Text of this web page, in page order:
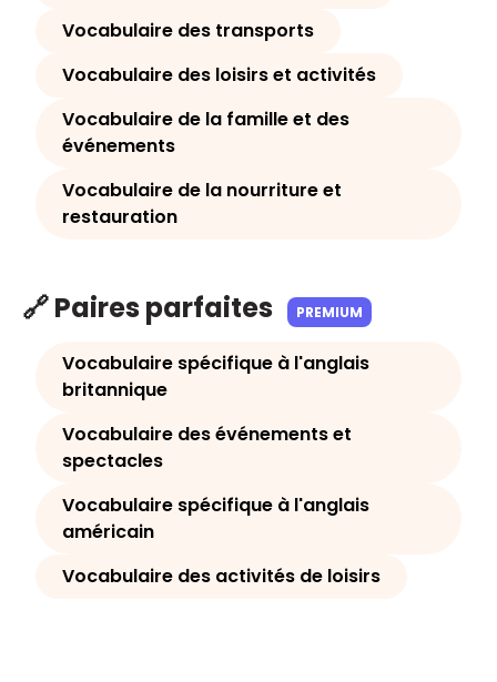
Vocabulaire des transports
Vocabulaire des loisirs et activités
Vocabulaire de la famille et des
événements
Vocabulaire de la nourriture et
restauration
🔗 Paires parfaites PREMIUM
Vocabulaire spécifique à l'anglais
britannique
Vocabulaire des événements et
spectacles
Vocabulaire spécifique à l'anglais
américain
Vocabulaire des activités de loisirs